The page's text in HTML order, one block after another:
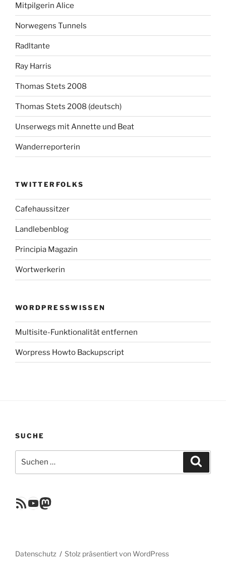
Mitpilgerin Alice
Norwegens Tunnels
Radltante
Ray Harris
Thomas Stets 2008
Thomas Stets 2008 (deutsch)
Unserwegs mit Annette und Beat
Wanderreporterin
TWITTERFOLKS
Cafehaussitzer
Landlebenblog
Principia Magazin
Wortwerkerin
WORDPRESSWISSEN
Multisite-Funktionalität entfernen
Worpress Howto Backupscript
SUCHE
nach:
RSS FeedYouTube
Mastodon
Datenschutz Stolz präsentiert von WordPress